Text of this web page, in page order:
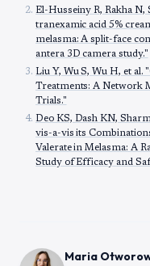
El-Husseiny R, Rakha
tranexamic acid 5%
melasma: A split-face
antera 3D camera study."
Liu Y, Wu S, Wu H, et
Treatments: A Network
Trials."
Deo KS, Dash KN,
vis-a-vis its
Valerate in Melasma: A
Study of Efficacy and
Maria